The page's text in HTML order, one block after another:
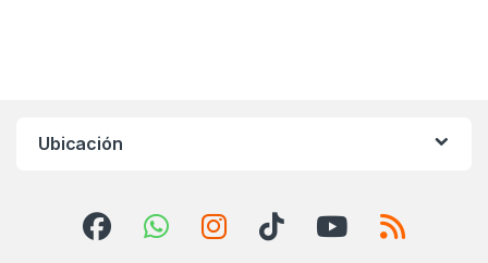
Ubicación